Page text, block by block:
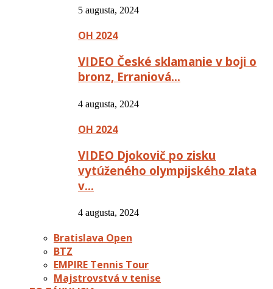
5 augusta, 2024
OH 2024
VIDEO České sklamanie v boji o
bronz, Erraniová…
4 augusta, 2024
OH 2024
VIDEO Djokovič po zisku
vytúženého olympijského zlata
v…
4 augusta, 2024
Bratislava Open
BTZ
EMPIRE Tennis Tour
Majstrovstvá v tenise